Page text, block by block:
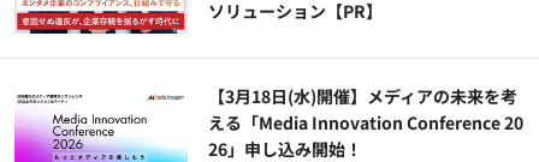
ソリューション​【PR】
【3月18日(水)開催】メディアの未来を考
える「Media Innovation Conference 20
26」申し込み開始！